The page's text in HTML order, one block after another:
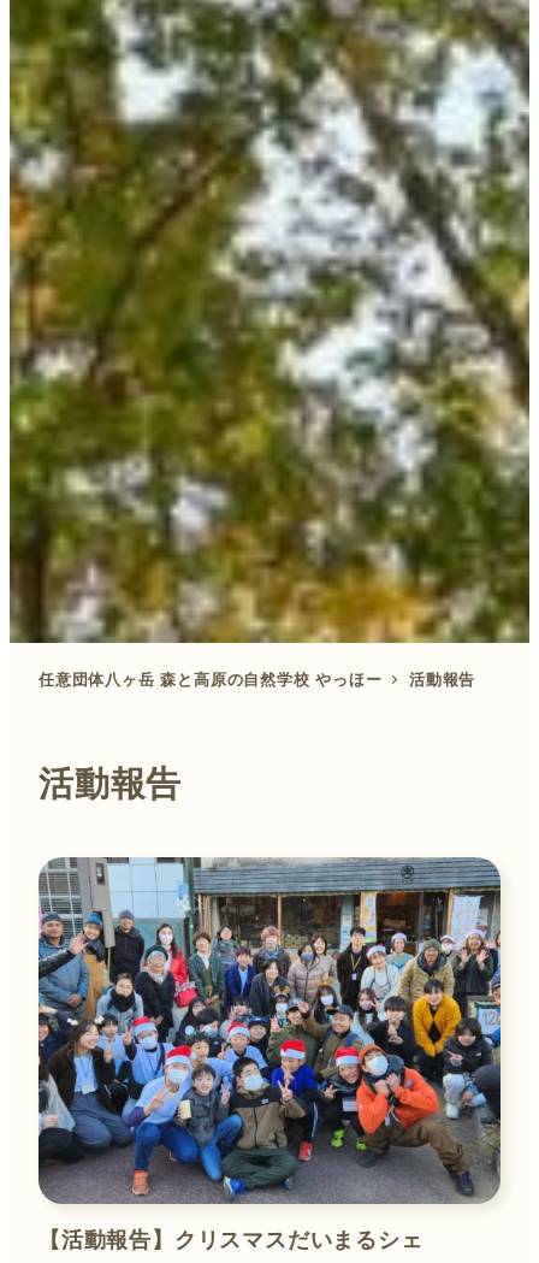
任意団体八ヶ岳 森と高原の自然学校 やっほー 活動報告
活動報告
【活動報告】クリスマスだいまるシェ